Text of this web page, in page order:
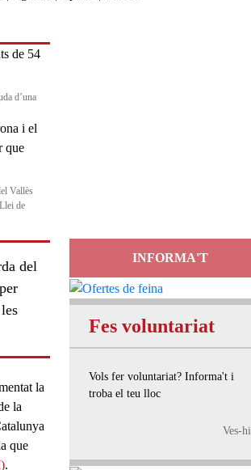
d’una
Vallès
de
del
la
la
que
.
INFORMA'T
Fes voluntariat
Vols fer voluntariat? Informa't i
troba el teu lloc
Ves-hi